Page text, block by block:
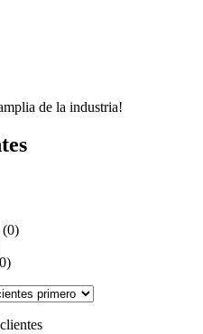
de la industria!
(0)